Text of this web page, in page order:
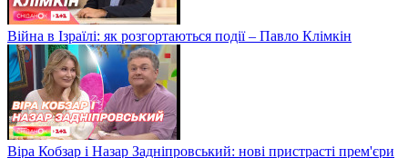
Війна в Ізраїлі: як розгортаються події – Павло Клімкін
Віра Кобзар і Назар Задніпровський: нові пристрасті прем'єри